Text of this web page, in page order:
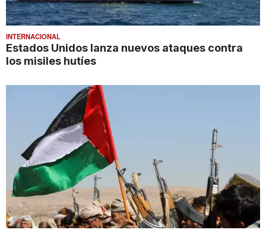
INTERNACIONAL
Estados Unidos lanza nuevos ataques contra
los misiles hutíes